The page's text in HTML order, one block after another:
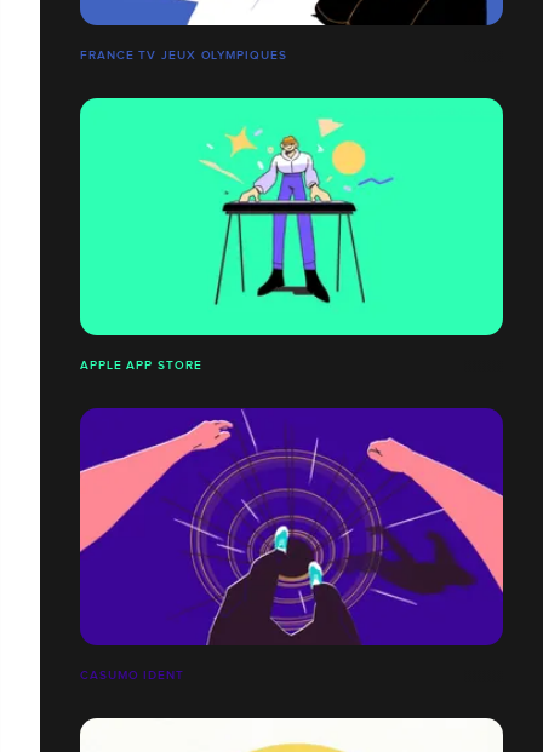
FRANCE TV JEUX OLYMPIQUES
APPLE APP STORE
CASUMO IDENT